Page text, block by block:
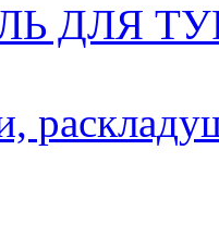
ДЛЯ